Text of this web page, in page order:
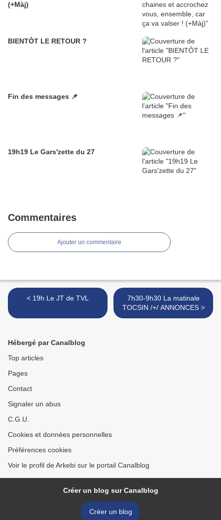
(+Màj)
BIENTÔT LE RETOUR ?
Fin des messages 📌
19h19 Le Gars'zette du 27
Commentaires
Ajouter un commentaire
< 19h Le JT de TVL
7h30-9h30 La matinale
TOCSIN /+/ ANNONCES >
Hébergé par Canalblog
Top articles
Pages
Contact
Signaler un abus
C.G.U.
Cookies et données personnelles
Préférences cookies
Voir le profil de Arkebi sur le portail Canalblog
Créer un blog sur Canalblog
Créer un blog